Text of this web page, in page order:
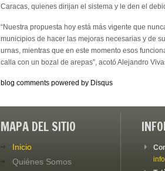
Caracas, quienes dirijan el sistema y le den el
“Nuestra propuesta hoy está más vigente que
municipios de hacer las mejoras necesarias y de
urnas, mientras que en este momento esos
calla con un bozal de arepas”, acotó Alejandro
blog comments powered by Disqus
MAPA DEL SITIO
Inicio
Quiénes Somos